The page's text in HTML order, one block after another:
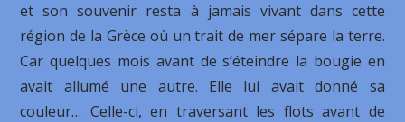
et son souvenir resta à jamais vivant dans cette
région de la Grèce où un trait de mer sépare la terre.
Car quelques mois avant de s’éteindre la bougie en
avait allumé une autre. Elle lui avait donné sa
couleur… Celle-ci, en traversant les flots avant de